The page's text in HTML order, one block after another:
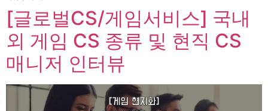
[글로벌CS/게임서비스] 국내
외 게임 CS 종류 및 현직 CS
매니저 인터뷰